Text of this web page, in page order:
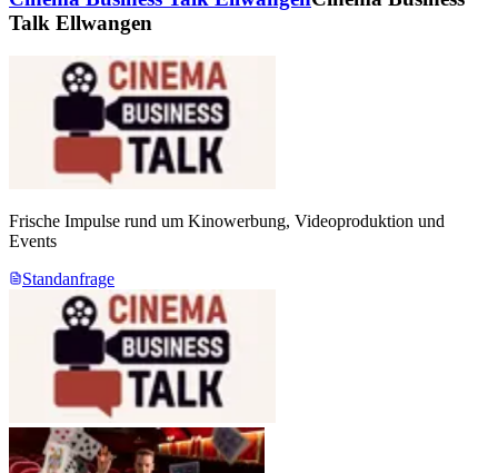
Talk Ellwangen
Frische Impulse rund um Kinowerbung, Videoproduktion und
Events
Standanfrage